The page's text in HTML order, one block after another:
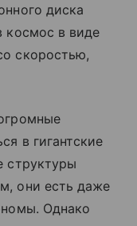
диска
космос в виде
скоростью,
в гигантские
структуры
они есть даже
Однако